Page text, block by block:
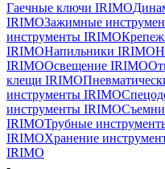
Гаечные ключи IRIMO
IRIMOЗажимные
инструменты IRIMO
IRIMOНапильники IRIMO
IRIMOОсвещение IRIMO
клещи IRIMO
инструменты IRIMO
инструменты IRIMO
IRIMOТрубные
IRIMOХранение
IRIMO